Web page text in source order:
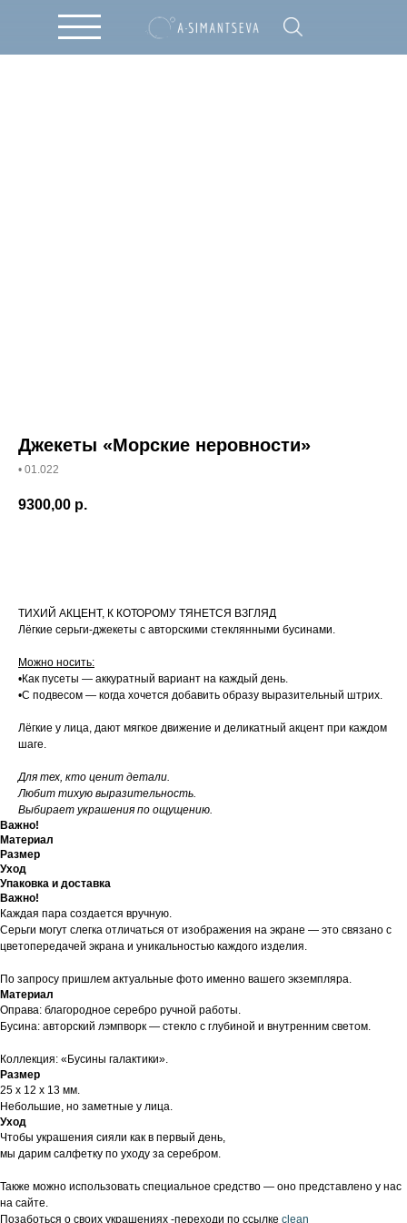
Джекеты «Морские неровности»
• 01.022
9300,00 р.
ТИХИЙ АКЦЕНТ, К КОТОРОМУ ТЯНЕТСЯ ВЗГЛЯД
Лёгкие серьги-джекеты с авторскими стеклянными бусинами.
Можно носить:
•Как пусеты — аккуратный вариант на каждый день.
•С подвесом — когда хочется добавить образу выразительный штрих.
Лёгкие у лица, дают мягкое движение и деликатный акцент при каждом
шаге.
Для тех, кто ценит детали.
Любит тихую выразительность.
Выбирает украшения по ощущению.
Важно!
Материал
Размер
Уход
Упаковка и доставка
Важно!
Каждая пара создается вручную.
Серьги могут слегка отличаться от изображения на экране — это связано с
цветопередачей экрана и уникальностью каждого изделия.
По запросу пришлем актуальные фото именно вашего экземпляра.
Материал
Оправа: благородное серебро ручной работы.
Бусина: авторский лэмпворк — стекло с глубиной и внутренним светом.
Коллекция: «Бусины галактики».
Размер
25 х 12 х 13 мм.
Небольшие, но заметные у лица.
Уход
Чтобы украшения сияли как в первый день,
мы дарим салфетку по уходу за серебром.
Также можно использовать специальное средство — оно представлено у нас
на сайте.
Позаботься о своих украшениях -переходи по ссылке clean